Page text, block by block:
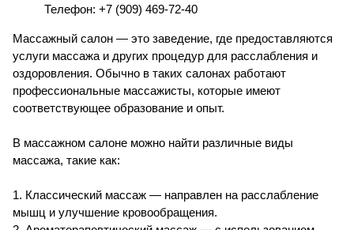
Телефон: +7 (909) 469-72-40
Массажный салон — это заведение, где предоставляются
услуги массажа и других процедур для расслабления и
оздоровления. Обычно в таких салонах работают
профессиональные массажисты, которые имеют
соответствующее образование и опыт.
В массажном салоне можно найти различные виды
массажа, такие как:
1. Классический массаж — направлен на расслабление
мышц и улучшение кровообращения.